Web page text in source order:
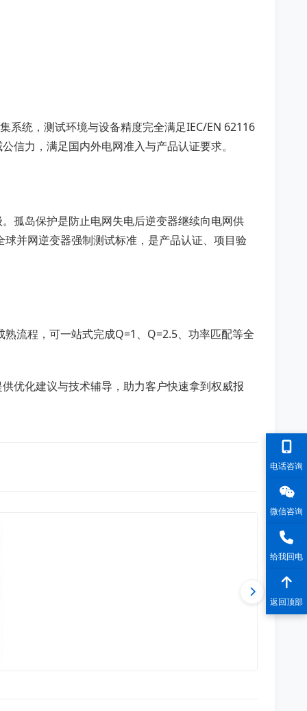
系统，测试环境与设备精度完全满足IEC/EN 62116
信力，满足国内外电网准入与产品认证要求。
孤岛保护是防止电网失电后逆变器继续向电网供
并网逆变器强制测试标准，是产品认证、项目验
流程，可一站式完成Q=1、Q=2.5、功率匹配等全
优化建议与技术辅导，助力客户快速拿到权威报
电话咨询
微信咨询
给我回电
返回顶部